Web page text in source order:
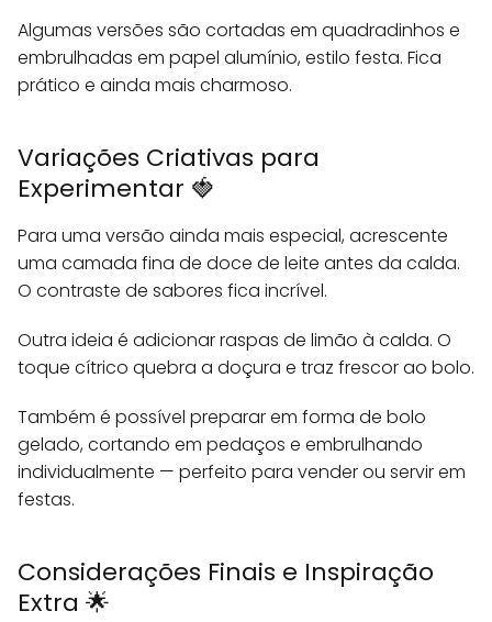
Algumas versões são cortadas em quadradinhos e
embrulhadas em papel alumínio, estilo festa. Fica
prático e ainda mais charmoso.
Variações Criativas para
Experimentar 🍓
Para uma versão ainda mais especial, acrescente
uma camada fina de doce de leite antes da calda.
O contraste de sabores fica incrível.
Outra ideia é adicionar raspas de limão à calda. O
toque cítrico quebra a doçura e traz frescor ao bolo.
Também é possível preparar em forma de bolo
gelado, cortando em pedaços e embrulhando
individualmente — perfeito para vender ou servir em
festas.
Considerações Finais e Inspiração
Extra 🌟